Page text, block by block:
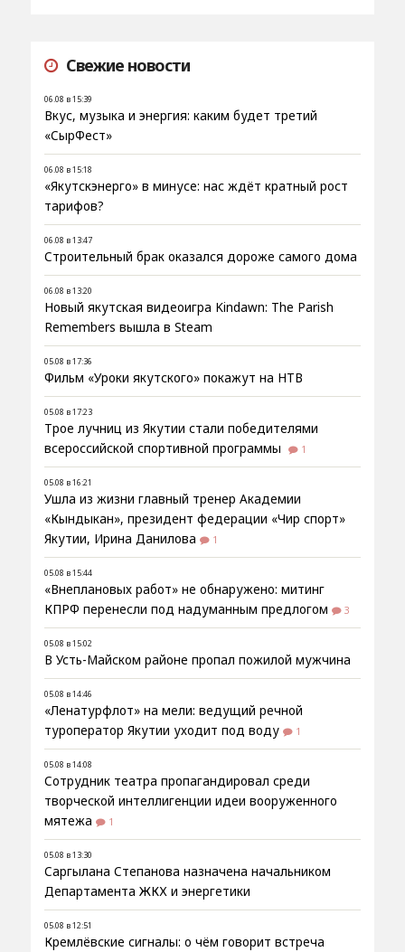
Свежие новости
06.08 в 15:39
Вкус, музыка и энергия: каким будет третий
«СырФест»
06.08 в 15:18
«Якутскэнерго» в минусе: нас ждёт кратный рост
тарифов?
06.08 в 13:47
Строительный брак оказался дороже самого дома
06.08 в 13:20
Новый якутская видеоигра Kindawn: The Parish
Remembers вышла в Steam
05.08 в 17:36
Фильм «Уроки якутского» покажут на НТВ
05.08 в 17:23
Трое лучниц из Якутии стали победителями
всероссийской спортивной программы
1
05.08 в 16:21
Ушла из жизни главный тренер Академии
«Кындыкан», президент федерации «Чир спорт»
Якутии, Ирина Данилова
1
05.08 в 15:44
«Внеплановых работ» не обнаружено: митинг
КПРФ перенесли под надуманным предлогом
3
05.08 в 15:02
В Усть-Майском районе пропал пожилой мужчина
05.08 в 14:46
«Ленатурфлот» на мели: ведущий речной
туроператор Якутии уходит под воду
1
05.08 в 14:08
Сотрудник театра пропагандировал среди
творческой интеллигенции идеи вооруженного
мятежа
1
05.08 в 13:30
Саргылана Степанова назначена начальником
Департамента ЖКХ и энергетики
05.08 в 12:51
Кремлёвские сигналы: о чём говорит встреча